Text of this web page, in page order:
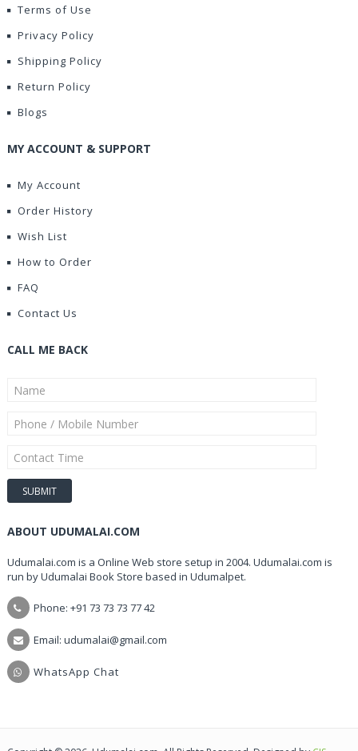
Terms of Use
Privacy Policy
Shipping Policy
Return Policy
Blogs
MY ACCOUNT & SUPPORT
My Account
Order History
Wish List
How to Order
FAQ
Contact Us
CALL ME BACK
ABOUT UDUMALAI.COM
Udumalai.com is a Online Web store setup in 2004. Udumalai.com is
run by Udumalai Book Store based in Udumalpet.
Phone: +91 73 73 73 77 42
Email: udumalai@gmail.com
WhatsApp Chat